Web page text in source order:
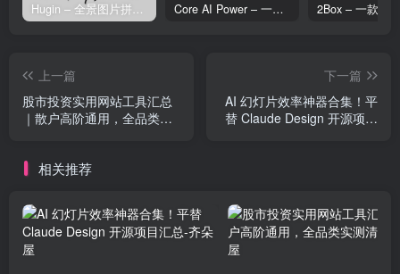
Hugin – 全景图片拼接工具 Core AI Power – 一款专为 WordPress 设计的 AI 增强插件
上一篇
股市投资实用网站工具汇总
｜散户高阶通用，全品类实
下一篇
AI 幻灯片效率神器合集！平
替 Claude Design 开源项目
相关推荐